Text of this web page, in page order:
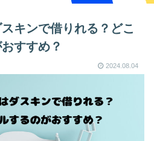
キンで借りれる？どこ
すすめ？
2024.08.04